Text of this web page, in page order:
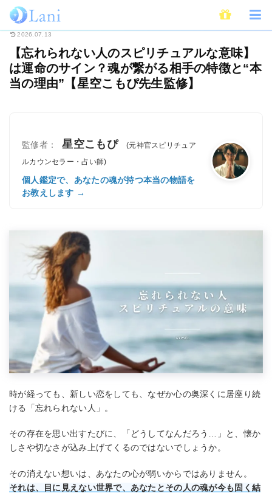
ホーム スピリチュアル 【忘れられない人のスピリチュアルな意味】は運
2026.07.13
【忘れられない人のスピリチュアルな意味】
は運命のサイン？魂が繋がる相手の特徴と“本
当の理由”【星空こもぴ先生監修】
監修者： 星空こもぴ
(元神官スピリチュア
ルカウンセラー・占い師)
個人鑑定で、あなたの魂が持つ本当の物語を
お教えします →
時が経っても、新しい恋をしても、なぜか心の奥深くに居座り続
ける「忘れられない人」。
その存在を思い出すたびに、「どうしてなんだろう…」と、懐か
しさや切なさが込み上げてくるのではないでしょうか。
その消えない想いは、あなたの心が弱いからではありません。
それは、目に見えない世界で、あなたとその人の魂が今も固く結